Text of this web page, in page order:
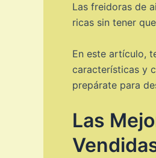
Las freidoras de
ricas sin tener
En este artículo,
características y
prepárate para
Las